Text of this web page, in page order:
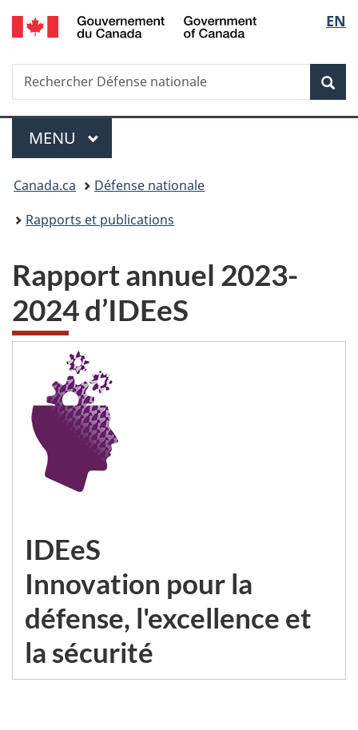
Passer
au
principal
Passer
à
Au
du
Passer
à
version
simplifiée
de
la
EN
Recherche
Rechercher
Défense
Menu
MENU PRINCIPAL
Vous
êtes
Canada.ca
Défense nationale
Rapports et publications
Rapport annuel 2023-
2024 d’IDEeS
IDEeS
Innovation pour la
défense, l'excellence et
la sécurité